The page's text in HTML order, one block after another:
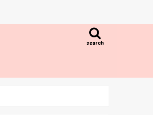
search